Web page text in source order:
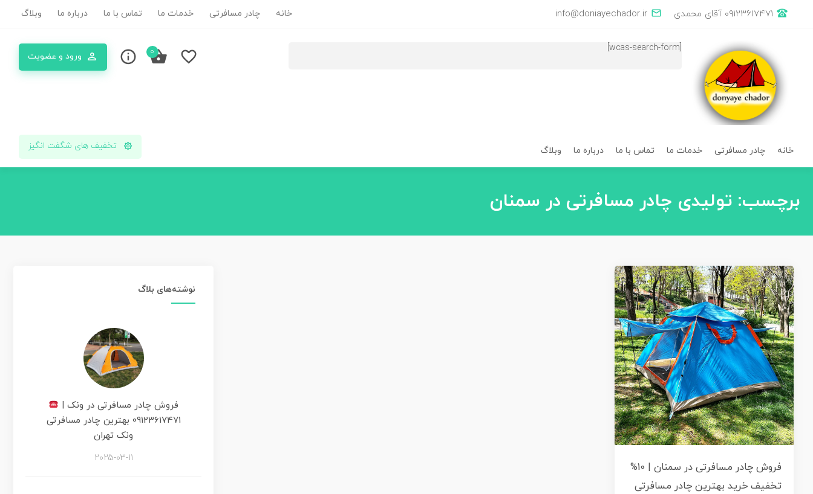
info@doniayechador.ir 09123617471 آقای محمدی خانه چادر مسافرتی خدمات ما تماس با ما درباره ما وبلاگ
[wcas-search-form]
ورود و عضویت 0
خانه
چادر
خدمات
تماس
درباره
وبلاگ
خانه چادر مسافرتی خدمات ما تماس با ما درباره ما وبلاگ تخفیف های شگفت انگیز
برچسب: تولیدی چادر مسافرتی در سمنان
فروش چادر مسافرتی در سمنان | 10%
تخفیف خرید بهترین چادر مسافرتی
نوشته‌های بلاگ
فروش چادر مسافرتی در ونک |
09123617471 بهترین چادر مسافرتی
ونک تهران
2025-03-11